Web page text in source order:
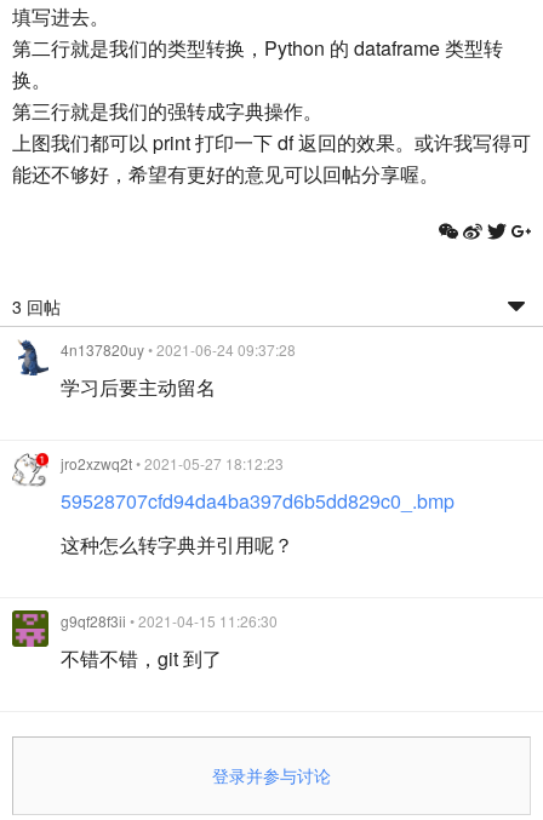
填写进去。
第二行就是我们的类型转换，Python 的 dataframe 类型转
换。
第三行就是我们的强转成字典操作。
上图我们都可以 print 打印一下 df 返回的效果。或许我写得可
能还不够好，希望有更好的意见可以回帖分享喔。
3 回帖
4n137820uy• 2021-06-24 09:37:28
学习后要主动留名
jro2xzwq2t• 2021-05-27 18:12:23
59528707cfd94da4ba397d6b5dd829c0_.bmp
这种怎么转字典并引用呢？
g9qf28f3ii • 2021-04-15 11:26:30
不错不错，git 到了
登录并参与讨论